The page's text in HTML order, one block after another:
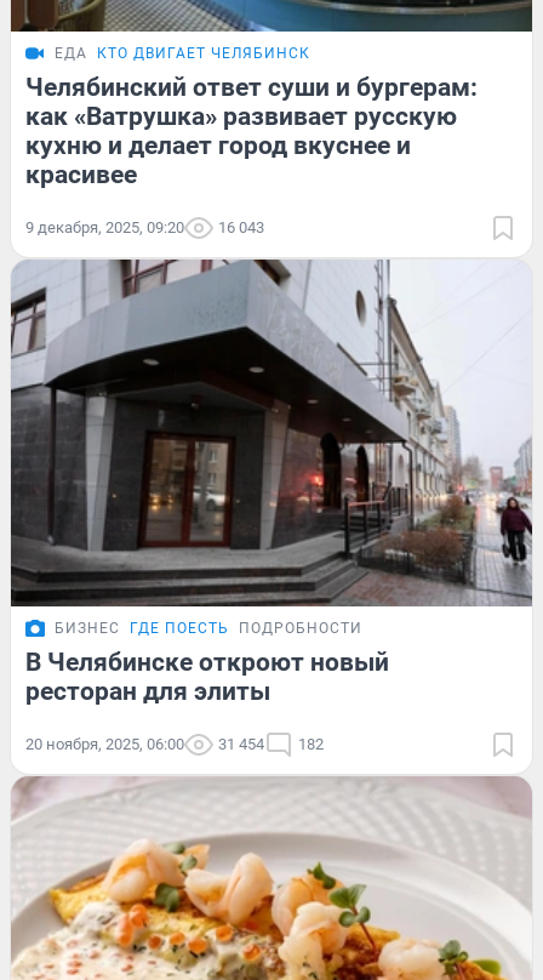
ЕДА КТО ДВИГАЕТ ЧЕЛЯБИНСК
Челябинский ответ суши и бургерам:
как «Ватрушка» развивает русскую
кухню и делает город вкуснее и
красивее
9 декабря, 2025, 09:20 16 043
БИЗНЕС ГДЕ ПОЕСТЬ ПОДРОБНОСТИ
В Челябинске откроют новый
ресторан для элиты
20 ноября, 2025, 06:00 31 454 182